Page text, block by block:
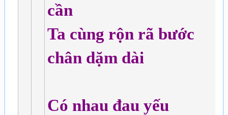
cần
Ta cùng rộn rã bước
chân dặm dài
Có nhau đau yếu